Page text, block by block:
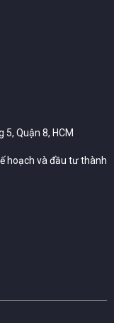
Quận 8, HCM
hoạch và đầu tư thành